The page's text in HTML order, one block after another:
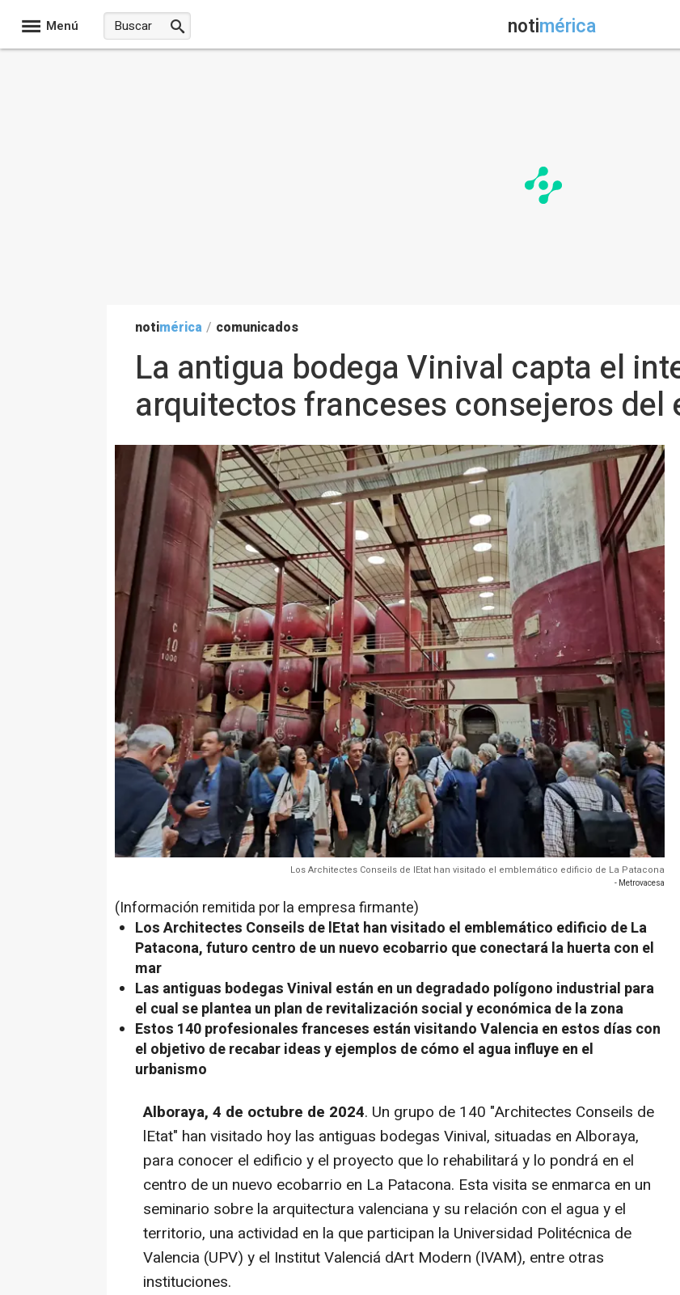
Menú notimérica
notimérica / comunicados
La antigua bodega Vinival capta el
arquitectos franceses consejeros del
Los Architectes Conseils de lEtat han visitado el emblemático edificio de La Patacona
- Metrovacesa
(Información remitida por la empresa firmante)
Los Architectes Conseils de lEtat han visitado el emblemático edificio de La
Patacona, futuro centro de un nuevo ecobarrio que conectará la huerta con el
mar
Las antiguas bodegas Vinival están en un degradado polígono industrial para
el cual se plantea un plan de revitalización social y económica de la zona
Estos 140 profesionales franceses están visitando Valencia en estos días con
el objetivo de recabar ideas y ejemplos de cómo el agua influye en el
urbanismo
Alboraya, 4 de octubre de 2024. Un grupo de 140 "Architectes Conseils de
lEtat" han visitado hoy las antiguas bodegas Vinival, situadas en Alboraya,
para conocer el edificio y el proyecto que lo rehabilitará y lo pondrá en el
centro de un nuevo ecobarrio en La Patacona. Esta visita se enmarca en un
seminario sobre la arquitectura valenciana y su relación con el agua y el
territorio, una actividad en la que participan la Universidad Politécnica de
Valencia (UPV) y el Institut Valenciá dArt Modern (IVAM), entre otras
instituciones.